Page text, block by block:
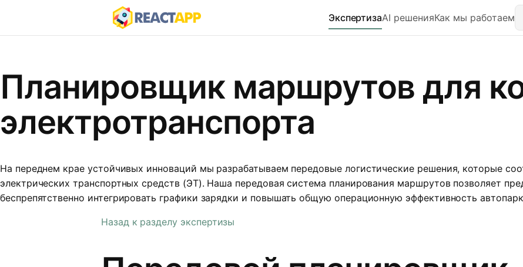
ЭкспертизаAI решенияКак мы работаем
Планировщик маршрутов для
электротранспорта
На переднем крае устойчивых инноваций мы разрабатываем передовые логистические решения, которые
электрических транспортных средств (ЭТ). Наша передовая система планирования маршрутов позволяет
беспрепятственно интегрировать графики зарядки и повышать общую операционную эффективность
Назад к разделу экспертизы